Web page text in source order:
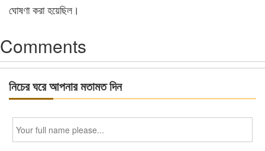
ঘোষণা করা হয়েছিল।
Comments
নিচের ঘরে আপনার মতামত দিন